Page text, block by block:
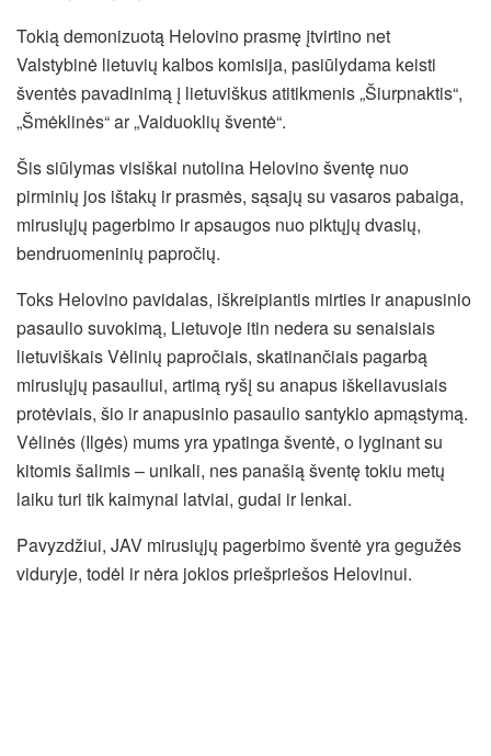
Tokią demonizuotą Helovino prasmę įtvirtino net
Valstybinė lietuvių kalbos komisija, pasiūlydama keisti
šventės pavadinimą į lietuviškus atitikmenis „Šiurpnaktis“,
„Šmėklinės“ ar „Vaiduoklių šventė“.
Šis siūlymas visiškai nutolina Helovino šventę nuo
pirminių jos ištakų ir prasmės, sąsajų su vasaros pabaiga,
mirusiųjų pagerbimo ir apsaugos nuo piktųjų dvasių,
bendruomeninių papročių.
Toks Helovino pavidalas, iškreipiantis mirties ir anapusinio
pasaulio suvokimą, Lietuvoje itin nedera su senaisiais
lietuviškais Vėlinių papročiais, skatinančiais pagarbą
mirusiųjų pasauliui, artimą ryšį su anapus iškeliavusiais
protėviais, šio ir anapusinio pasaulio santykio apmąstymą.
Vėlinės (Ilgės) mums yra ypatinga šventė, o lyginant su
kitomis šalimis – unikali, nes panašią šventę tokiu metų
laiku turi tik kaimynai latviai, gudai ir lenkai.
Pavyzdžiui, JAV mirusiųjų pagerbimo šventė yra gegužės
viduryje, todėl ir nėra jokios priešpriešos Helovinui.